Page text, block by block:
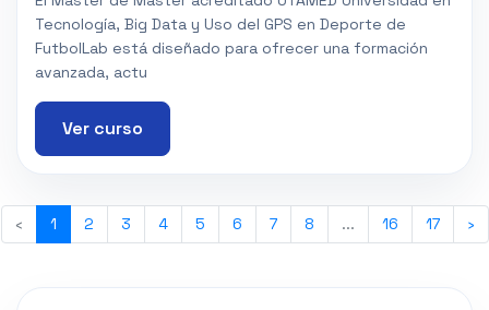
Tecnología, Big Data y Uso del GPS en Deporte de
FutbolLab está diseñado para ofrecer una formación
avanzada, actu
Ver curso
‹ 1 2 3 4 5 6 7 8 ... 16 17 ›